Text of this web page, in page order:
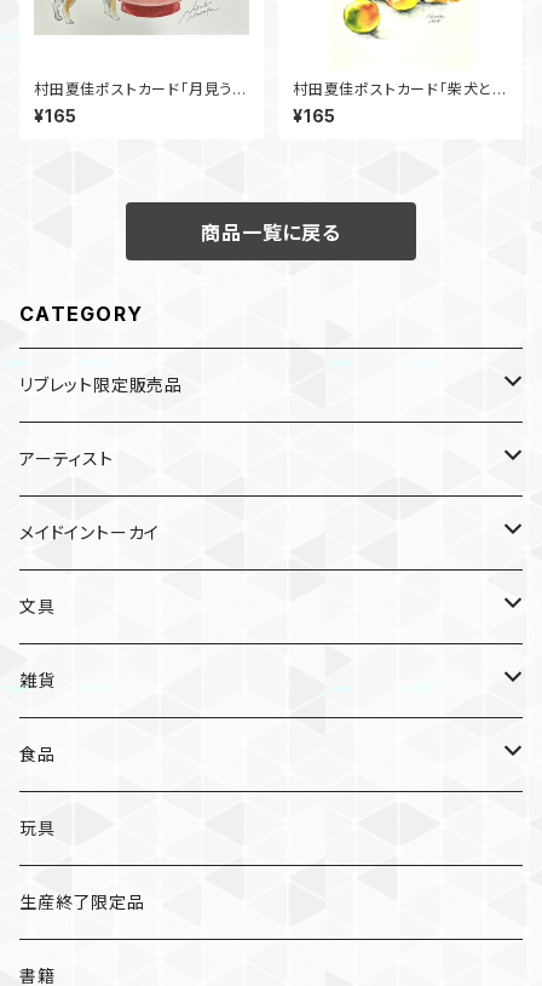
村田夏佳ポストカード「月見うど
ん」
¥165
村田夏佳ポストカード「柴犬と梅
酒」
¥165
商品一覧に戻る
CATEGORY
リブレット限定販売品
雑貨
ガチャガチャ
入浴料
スリッパ
食品
ラーメン
カレー
文具
ペンケース
メモパッド
アーティスト
村田夏佳
入浴料
ガチャガチャ
NAMIKO
オトンノアトリエ
むらまつしおり
ますこえり
柳原良平
荒井良二
メイドイントーカイ
愛知
岐阜
三重
静岡
文具
ポストカード/カード
クリアファイル
レターセット
そえぶみ箋/遊び箋/小文箋
そえぶみ箋
ポチ袋
雑貨
猫ちゃんアルファベットチャーム
A
B
入浴料
ガチャガチャ
ピンバッジ/缶バッジ
食品
カレー
ラーメン
お菓子
玩具
生産終了限定品
書籍